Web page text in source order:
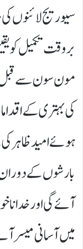
سیوریج لائنوں کی
بروقت تکمیل کو
مون سون سے قبل
کی بہتری کے
ہوئے امید ظاہر
بارشوں کے
آئے گی اور خدا
میں آسانی میسر